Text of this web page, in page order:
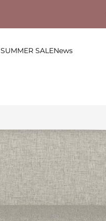
SUMMER SALENews